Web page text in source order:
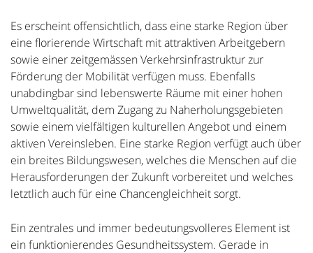
Es erscheint offensichtlich, dass eine starke Region über
eine florierende Wirtschaft mit attraktiven Arbeitgebern
sowie einer zeitgemässen Verkehrsinfrastruktur zur
Förderung der Mobilität verfügen muss. Ebenfalls
unabdingbar sind lebenswerte Räume mit einer hohen
Umweltqualität, dem Zugang zu Naherholungsgebieten
sowie einem vielfältigen kulturellen Angebot und einem
aktiven Vereinsleben. Eine starke Region verfügt auch über
ein breites Bildungswesen, welches die Menschen auf die
Herausforderungen der Zukunft vorbereitet und welches
letztlich auch für eine Chancengleichheit sorgt.
Ein zentrales und immer bedeutungsvolleres Element ist
ein funktionierendes Gesundheitssystem. Gerade in